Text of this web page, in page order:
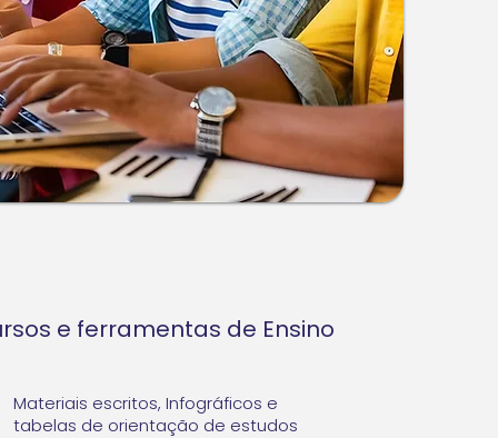
e ferramentas de Ensino
Materiais escritos, Infográficos e
tabelas de orientação de estudos